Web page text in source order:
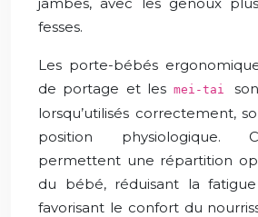
fesses.
Les porte-bébés
de portage et les mei-tai
lorsqu’utilisés correctement,
position physiologique.
permettent une répartition
du bébé, réduisant la
favorisant le confort du